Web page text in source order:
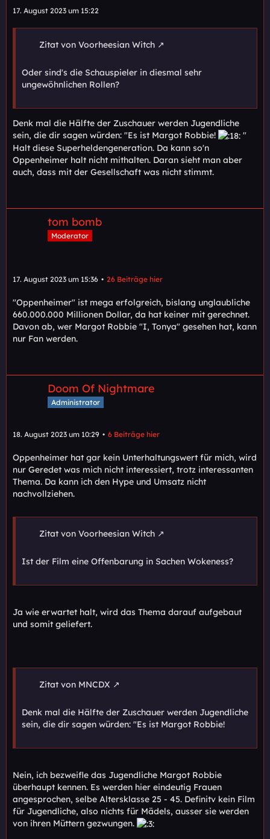
17. August 2023 um 15:22
Zitat von Voorheesian Witch
Oder sind's die Schauspieler in diesmal sehr
ungewöhnlichen Rollen?
Denk mal die Hälfte der Zuschauer werden Jugendliche
sein, die dir sagen würden: "Es ist Margot Robbie!
"
Halt diese Superheldengeneration. Da kann so'n
Oppenheimer halt nicht mithalten. Daran sieht man aber
auch, dass mit der Gesellschaft was nicht stimmt.
tom bomb
Moderator
17. August 2023 um 15:36 26 Beiträge hier
"Oppenheimer" ist mega erfolgreich, bislang unglaubliche
660.000.000 Millionen Dollar, da hat keiner mit gerechnet.
Davon ab, wer Margot Robbie "I, Tonya" gesehen hat, kann
nur Fan werden.
Doom Of Nightmare
Administrator
18. August 2023 um 10:29 6 Beiträge hier
Oppenheimer hat gar kein Unterhaltungswert für mich, wird
nur Geredet was mich nicht interessiert, trotz interessanten
Thema. Da kann ich den Hype und Umsatz nicht
nachvollziehen.
Zitat von Voorheesian Witch
Ist der Film eine Offenbarung in Sachen Wokeness?
Ja wie erwartet halt, wird das Thema darauf aufgebaut
und somit geliefert.
Zitat von MNCDX
Denk mal die Hälfte der Zuschauer werden Jugendliche
sein, die dir sagen würden: "Es ist Margot Robbie!
Nein, ich bezweifle das Jugendliche Margot Robbie
überhaupt kennen. Es werden hier eindeutig Frauen
angesprochen, selbe Altersklasse 25 - 45. Definitv kein Film
für Jugendliche, also nichts für Mädels, ausser sie werden
von ihren Müttern gezwungen.